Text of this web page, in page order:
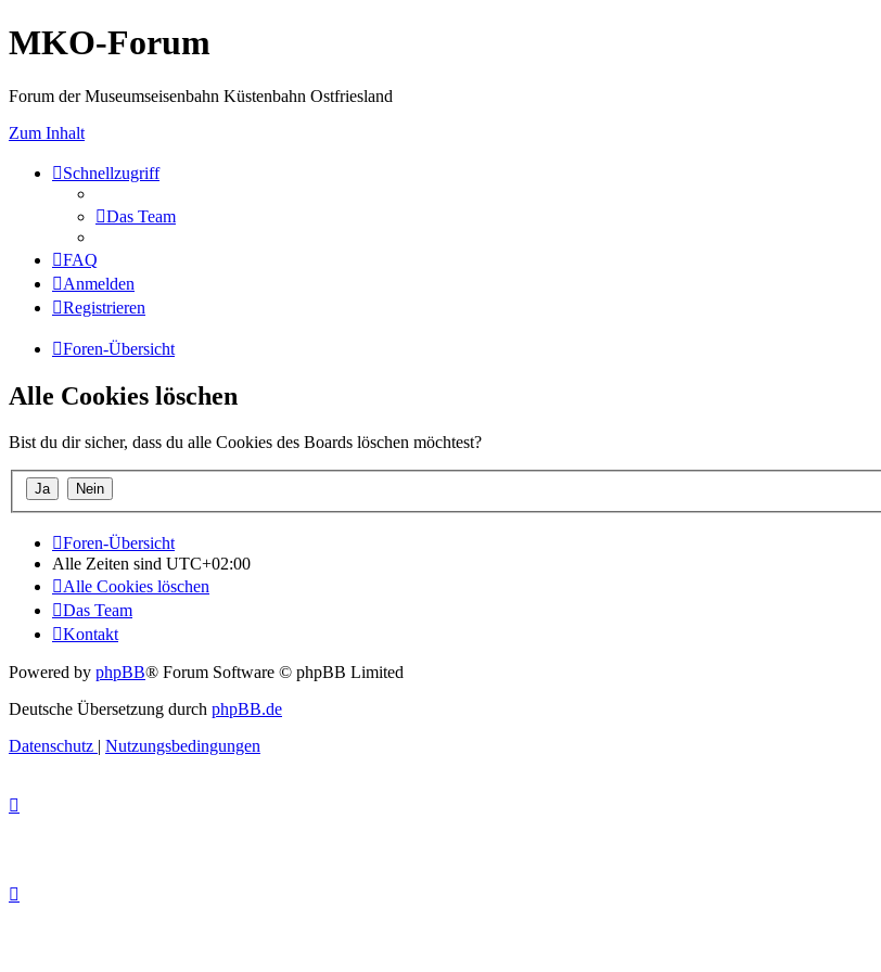
MKO-Forum
Forum der Museumseisenbahn Küstenbahn Ostfriesland
Zum Inhalt
Schnellzugriff
Das Team
FAQ
Anmelden
Registrieren
Foren-Übersicht
Alle Cookies löschen
Bist du dir sicher, dass du alle Cookies des Boards löschen möchtest?
Foren-Übersicht
Alle Zeiten sind UTC+02:00
Alle Cookies löschen
Das Team
Kontakt
Powered by phpBB® Forum Software © phpBB Limited
Deutsche Übersetzung durch phpBB.de
Datenschutz | Nutzungsbedingungen